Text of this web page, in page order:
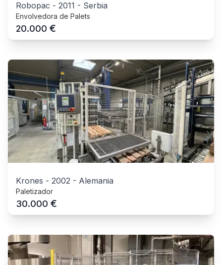
Robopac - 2011 - Serbia
Envolvedora de Palets
20.000 €
Krones - 2002 - Alemania
Paletizador
30.000 €